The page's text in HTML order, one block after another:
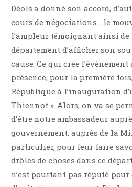
Déols a donné son accord,
cours de négociations… le
l’ampleur témoignant ainsi
département d’afficher son
cause. Ce qui crée l’événement
présence, pour la première
République à l’inauguration
Thiennot ». Alors, on va se
d’être notre ambassadeur
gouvernement, auprès de la
particulier, pour leur faire
drôles de choses dans ce
n’est pourtant pas réputé